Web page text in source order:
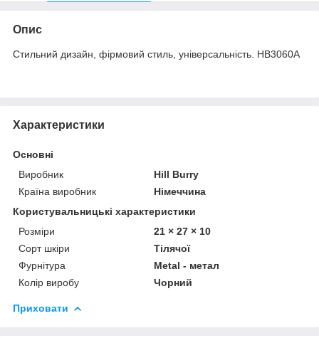
Опис
Стильний дизайн, фірмовий стиль, універсальність. HB3060A
Характеристики
Основні
Виробник
Hill Burry
Країна виробник
Німеччина
Користувальницькі характеристики
Розміри
21 × 27 × 10
Сорт шкіри
Тілячої
Фурнітура
Metal - метал
Колір виробу
Чорний
Приховати